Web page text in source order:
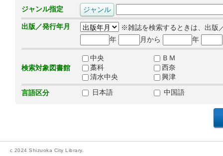
ジャンル指定
出版／発行年月
※雑誌を検索するときは、出版
年
月から 年
検索対象図書館
中央
ＢＭ
藁科
西奈
清水中央
興津
言語区分
日本語 中国語
c 2024 Shizuoka City Library.